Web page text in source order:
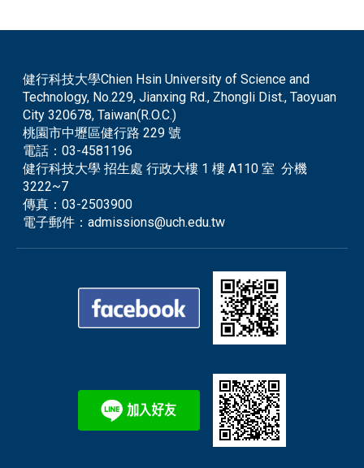
健行科技大學Chien Hsin University of Science and
Technology, No.229, Jianxing Rd., Zhongli Dist., Taoyuan
City 320678, Taiwan(R.O.C.)
桃園市中壢區健行路 229 號
電話：03-4581196
健行科技大學 招生處 行政大樓 1 樓 A110 室 分機
3222~7
傳真：03-2503900
電子郵件：admissions@uch.edu.tw